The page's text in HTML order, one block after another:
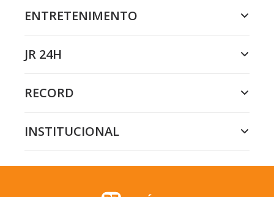
ENTRETENIMENTO
JR 24H
RECORD
INSTITUCIONAL